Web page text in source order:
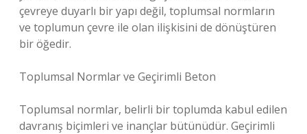
çevreye duyarlı bir yapı değil, toplumsal normların
ve toplumun çevre ile olan ilişkisini de dönüştüren
bir öğedir.
Toplumsal Normlar ve Geçirimli Beton
Toplumsal normlar, belirli bir toplumda kabul edilen
davranış biçimleri ve inançlar bütünüdür. Geçirimli